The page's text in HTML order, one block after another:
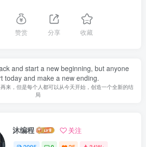
赞赏 分享 收藏
and start a new beginning, but anyone
today and make a new ending.
来，但是每个人都可以从今天开始，创造一个全新的结
局
沐编程 关注